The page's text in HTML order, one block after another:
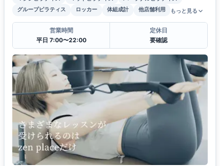
グループピラティス
ロッカー 体組成計 他店舗利用 もっと見る
営業時間
平日 7:00〜22:00
定休日
要確認